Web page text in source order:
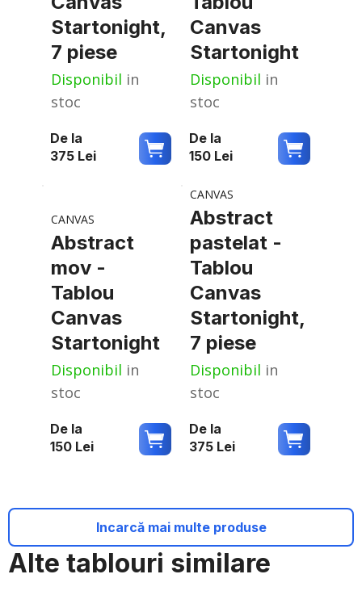
Alte tablouri similare
Startonight,
7 piese
Disponibil in
stoc
De la
375 Lei
Canvas
Startonight
Disponibil in
stoc
De la
150 Lei
CANVAS
Abstract
mov -
Tablou
Canvas
Startonight
Disponibil in
stoc
De la
150 Lei
CANVAS
Abstract
pastelat -
Tablou
Canvas
Startonight,
7 piese
Disponibil in
stoc
De la
375 Lei
Incarcă mai multe produse